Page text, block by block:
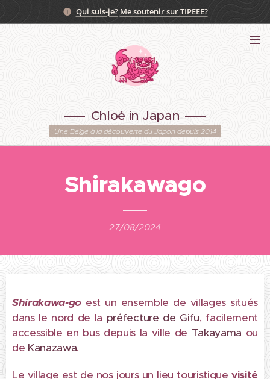
Qui suis-je? Me soutenir sur TIPEEE?
Chloé in Japan
Une Belge à la découverte du Japon depuis 2014
Shirakawago
27/08/2024
Shirakawa-go est un ensemble de villages situés
dans le nord de la préfecture de Gifu, facilement
accessible en bus depuis la ville de Takayama ou
de Kanazawa.
Le village est de nos jours un lieu touristique visité